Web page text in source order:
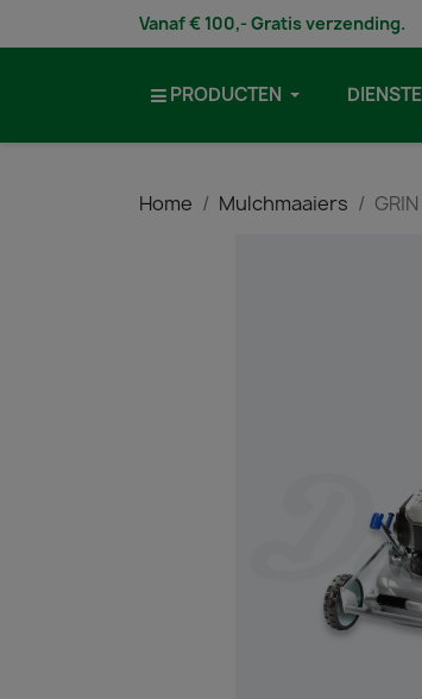
Vanaf € 100,- Gratis verzending.
PRODUCTEN
Home Mulchmaaiers